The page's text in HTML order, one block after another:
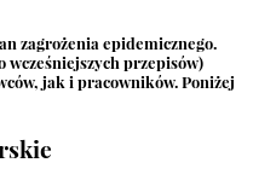
zagrożenia epidemicznego.
wcześniejszych przepisów)
jak i pracowników. Poniżej